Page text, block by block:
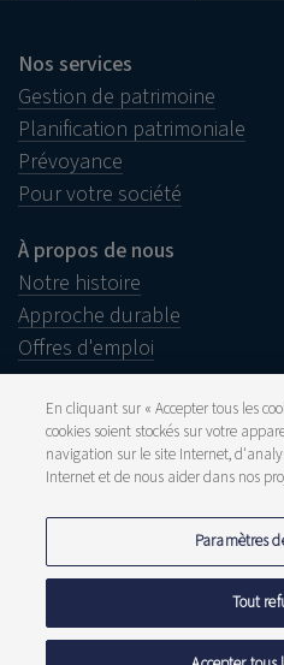
Nos services
Gestion de patrimoine
Planification patrimoniale
Prévoyance
Pour votre société
À propos de nous
Notre histoire
Approche durable
Offres d'emploi
Informations juridiques
Plainte
Tarifs
Politique de cookies
Signaler une fraude
En cliquant sur « Accepter tous les
cookies soient stockés sur votre
navigation sur le site Internet,
Internet et de nous aider dans nos
Paramètres
Tout